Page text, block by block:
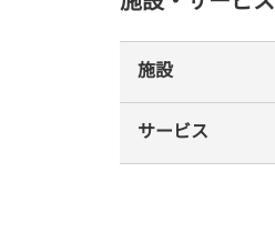
施設
サービス